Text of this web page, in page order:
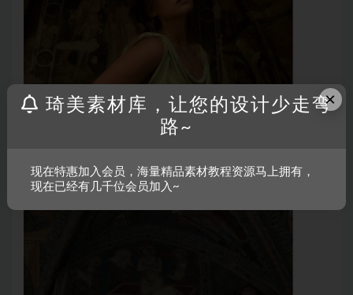
×
琦美素材库，让您的设计少走弯
路~
现在特惠加入会员，海量精品素材教程资源马上拥有，
现在已经有几千位会员加入~